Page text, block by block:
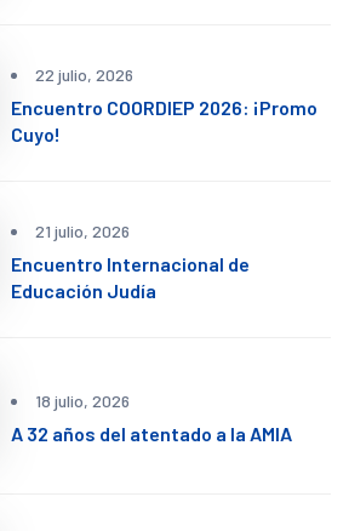
22 julio, 2026
Encuentro COORDIEP 2026: ¡Promo
Cuyo!
21 julio, 2026
Encuentro Internacional de
Educación Judía
18 julio, 2026
A 32 años del atentado a la AMIA